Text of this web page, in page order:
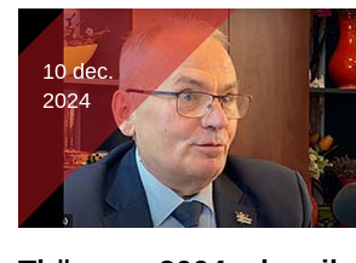
10 dec.
2024